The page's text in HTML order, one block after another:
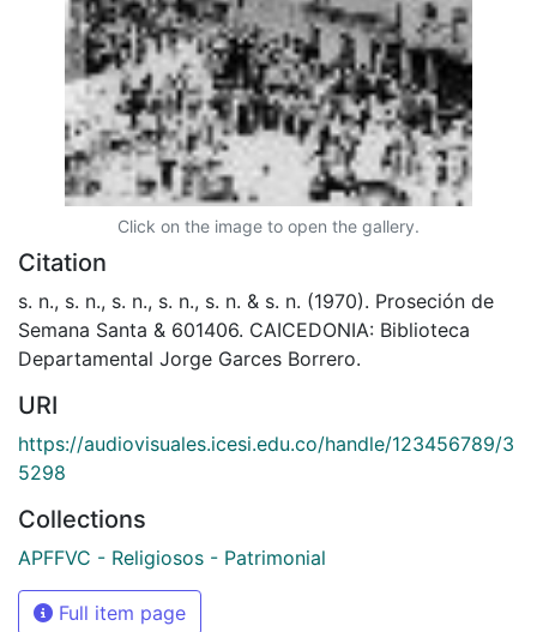
Click on the image to open the gallery.
Citation
s. n., s. n., s. n., s. n., s. n. & s. n. (1970). Proseción de
Semana Santa & 601406. CAICEDONIA: Biblioteca
Departamental Jorge Garces Borrero.
URI
https://audiovisuales.icesi.edu.co/handle/123456789/3
5298
Collections
APFFVC - Religiosos - Patrimonial
Full item page